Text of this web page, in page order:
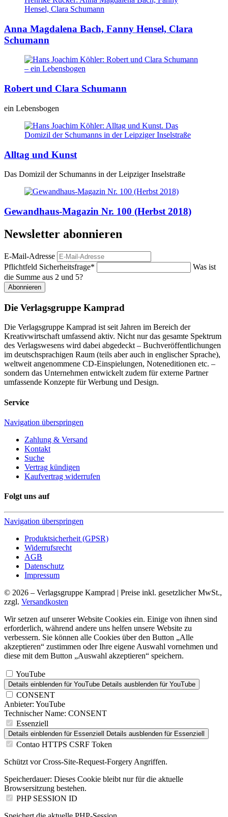
Anna Magdalena Bach, Fanny Hensel, Clara
Schumann
Robert und Clara Schumann
ein Lebensbogen
Alltag und Kunst
Das Domizil der Schumanns in der Leipziger Inselstraße
Gewandhaus-Magazin Nr. 100 (Herbst 2018)
Newsletter abonnieren
E-Mail-Adresse
Pflichtfeld Sicherheitsfrage*
Was ist
die Summe aus 2 und 5?
Abonnieren
Die Verlagsgruppe Kamprad
Die Verlagsgruppe Kamprad ist seit Jahren im Bereich der
Kreativwirtschaft umfassend aktiv. Nicht nur das gesamte Spektrum
des Verlagswesens wird dabei abgedeckt – Buchveröffentlichungen
im deutschsprachigen Raum (teils aber auch in englischer Sprache),
weltweit angenommene CD-Einspielungen, Noteneditionen etc. –
sondern das Unternehmen entwickelt zudem für externe Partner
umfassende Konzepte für Werbung und Design.
Service
Navigation überspringen
Zahlung & Versand
Kontakt
Suche
Vertrag kündigen
Kaufvertrag widerrufen
Folgt uns auf
Navigation überspringen
Produktsicherheit (GPSR)
Widerrufsrecht
AGB
Datenschutz
Impressum
© 2026 – Verlagsgruppe Kamprad | Preise inkl. gesetzlicher MwSt.,
zzgl. Versandkosten
Wir setzen auf unserer Website Cookies ein. Einige von ihnen sind
erforderlich, während andere uns helfen unsere Website zu
verbessern. Sie können alle Cookies über den Button „Alle
akzeptieren“ zustimmen oder Ihre eigene Auswahl vornehmen und
diese mit dem Button „Auswahl akzeptieren“ speichern.
YouTube
Details einblenden für YouTube Details ausblenden für YouTube
CONSENT
Anbieter: YouTube
Technischer Name: CONSENT
Essenziell
Details einblenden für Essenziell Details ausblenden für Essenziell
Contao HTTPS CSRF Token
Schützt vor Cross-Site-Request-Forgery Angriffen.
Speicherdauer: Dieses Cookie bleibt nur für die aktuelle
Browsersitzung bestehen.
PHP SESSION ID